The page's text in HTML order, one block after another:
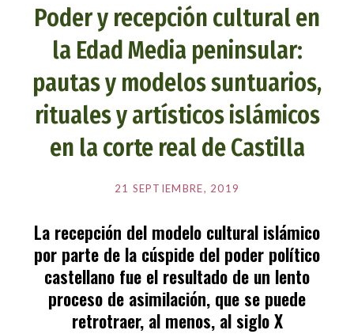
Poder y recepción cultural en
la Edad Media peninsular:
pautas y modelos suntuarios,
rituales y artísticos islámicos
en la corte real de Castilla
Publicado
el
21 SEPTIEMBRE, 2019
La recepción del modelo cultural islámico
por parte de la cúspide del poder político
castellano fue el resultado de un lento
proceso de asimilación, que se puede
retrotraer, al menos, al siglo X